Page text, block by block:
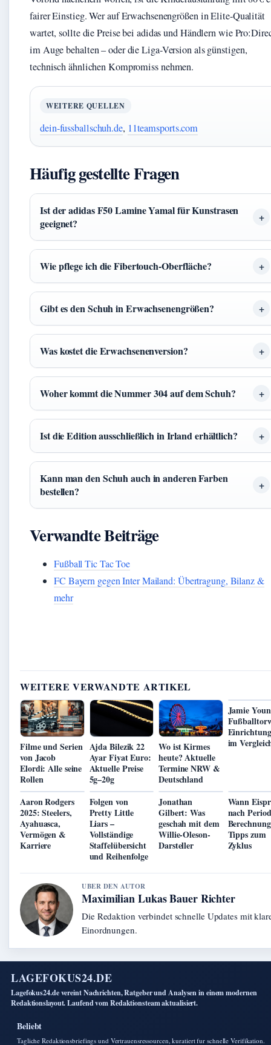
fairer Einstieg. Wer auf Erwachsenengrößen in Elite-Qualität
wartet, sollte die Preise bei adidas und Händlern wie
im Auge behalten – oder die Liga-Version als günstigen,
technisch ähnlichen Kompromiss nehmen.
WEITERE QUELLEN
dein-fussballschuh.de, 11teamsports.com
Häufig gestellte Fragen
Ist der adidas F50 Lamine Yamal für Kunstrasen
geeignet?
Wie pflege ich die Fibertouch-Oberfläche?
Gibt es den Schuh in Erwachsenengrößen?
Was kostet die Erwachsenenversion?
Woher kommt die Nummer 304 auf dem Schuh?
Ist die Edition ausschließlich in Irland erhältlich?
Kann man den Schuh auch in anderen Farben
bestellen?
Verwandte Beiträge
Fußball Tic Tac Toe
FC Bayern gegen Inter Mailand: Übertragung, Bilanz &
mehr
WEITERE VERWANDTE ARTIKEL
Filme und Serien
von Jacob
Elordi: Alle seine
Rollen
Ajda Bilezik 22
Ayar Fiyat Euro:
Aktuelle Preise
5g–20g
Wo ist Kirmes
heute? Aktuelle
Termine NRW &
Deutschland
Jamie
im
Aaron Rodgers
2025: Steelers,
Ayahuasca,
Vermögen &
Karriere
Folgen von
Pretty Little
Liars –
Vollständige
Staffelübersicht
und Reihenfolge
Jonathan
Gilbert: Was
geschah mit dem
Willie-Oleson-
Darsteller
Wann
nach
Tipps zum
Zyklus
UBER DEN AUTOR
Maximilian Lukas Bauer Richter
Die Redaktion verbindet schnelle Updates mit
Einordnungen.
LAGEFOKUS24.DE
Lagefokus24.de vereint Nachrichten, Ratgeber und Analysen in einem modernen
Redaktionslayout. Laufend vom Redaktionsteam aktualisiert.
Beliebt
Tagliche Redaktionsbriefings und Vertrauensressourcen, kuratiert fur schnelle Verifikation.